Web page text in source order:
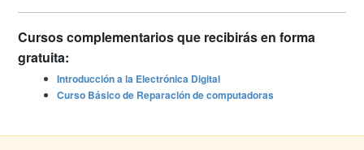
Cursos complementarios que recibirás en forma
gratuita:
Introducción a la Electrónica Digital
Curso Básico de Reparación de computadoras